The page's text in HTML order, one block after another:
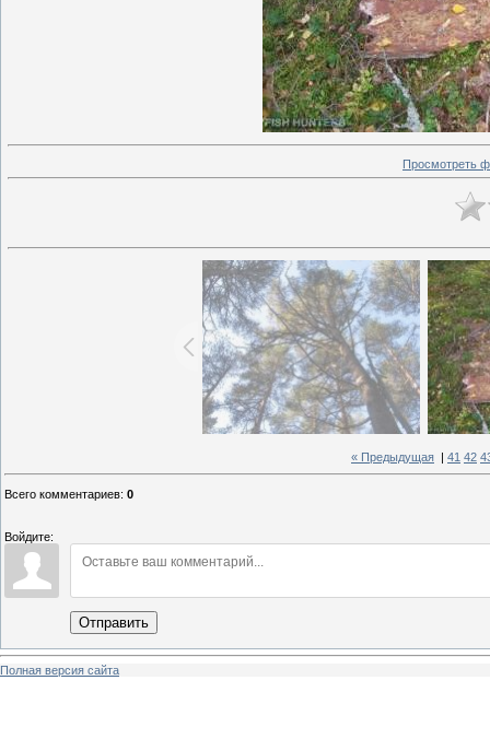
Просмотреть
« Предыдущая 41 42
Всего комментариев: 0
Войдите:
Отправить
Полная версия сайта